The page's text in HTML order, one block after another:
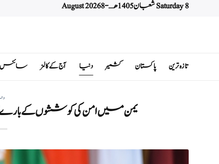
Saturday 8 شعبان 1405 هـ - 8 August 2026
تازہ ترین پاکستان کشمیر دنیا آج کے کالمز سائنس
یمن میں امن کی کوششوں کے